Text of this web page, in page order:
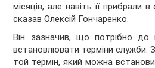
місяців, але навіть її прибрали
сказав Олексій Гончаренко.
Він зазначив, що потрібно до
встановлювати терміни служби.
той термін, який можна